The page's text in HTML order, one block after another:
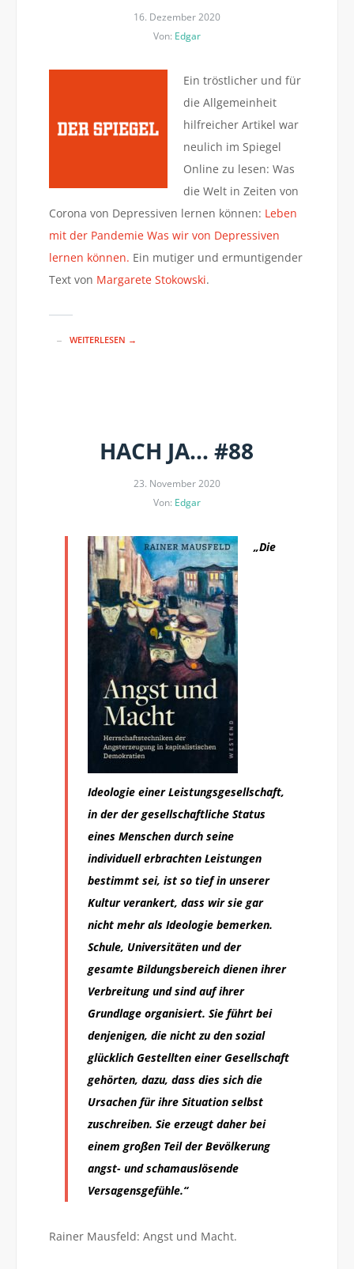
16. Dezember 2020
Von: Edgar
Ein tröstlicher und für
die Allgemeinheit
hilfreicher Artikel war
neulich im Spiegel
Online zu lesen: Was
die Welt in Zeiten von
Corona von Depressiven lernen können: Leben
mit der Pandemie Was wir von Depressiven
lernen können. Ein mutiger und ermuntigender
Text von Margarete Stokowski.
WEITERLESEN →
HACH JA… #88
23. November 2020
Von: Edgar
„Die
Ideologie einer Leistungsgesellschaft,
in der der gesellschaftliche Status
eines Menschen durch seine
individuell erbrachten Leistungen
bestimmt sei, ist so tief in unserer
Kultur verankert, dass wir sie gar
nicht mehr als Ideologie bemerken.
Schule, Universitäten und der
gesamte Bildungsbereich dienen ihrer
Verbreitung und sind auf ihrer
Grundlage organisiert. Sie führt bei
denjenigen, die nicht zu den sozial
glücklich Gestellten einer Gesellschaft
gehörten, dazu, dass dies sich die
Ursachen für ihre Situation selbst
zuschreiben. Sie erzeugt daher bei
einem großen Teil der Bevölkerung
angst- und schamauslösende
Versagensgefühle.“
Rainer Mausfeld: Angst und Macht.